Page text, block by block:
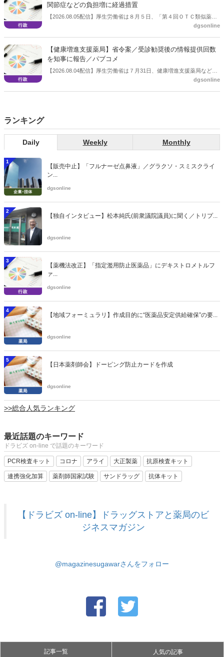
関節症などの負担増に経過措置
【2026.08.05配信】厚生労働省は８月５日、「第４回ＯＴＣ類似薬の
保険給付の見直しの実施に向けた技術的検討会」を開催。「中間とり
会等に報告し、令和８年秋頃を目途に結論を得る予定。
dgsonline
【健康増進支援薬局】省令案／受診勧奨後の情報提供回数
を知事に報告／パブコメ
【2026.08.04配信】厚生労働省は７月31日、健康増進支援薬局などに
関する省令案を示し、パブコメを開始した。受診勧奨を行った後に、
dgsonline
ランキング
Daily Weekly Monthly
1
【販売中止】「フルナーゼ点鼻液」／グラクソ・スミスクライ
ン...
dgsonline
2
【独自インタビュー】松本純氏(前衆議院議員)に聞く／トリプ...
dgsonline
3
【薬機法改正】「指定濫用防止医薬品」にデキストロメトルフ
ァ...
dgsonline
4
【地域フォーミュラリ】作成目的に“医薬品安定供給確保”の要...
dgsonline
5
【日本薬剤師会】ドーピング防止カードを作成
dgsonline
>>総合人気ランキング
最近話題のキーワード
ドラビズ on-line で話題のキーワード
PCR検査キット コロナ アライ 大正製薬 抗原検査キット
連携強化加算 薬剤師国家試験 サンドラッグ 抗体キット
【ドラビズ on-line】ドラッグストアと薬局のビ
ジネスマガジン
@magazinesugawarさんをフォロー
記事一覧 人気の記事